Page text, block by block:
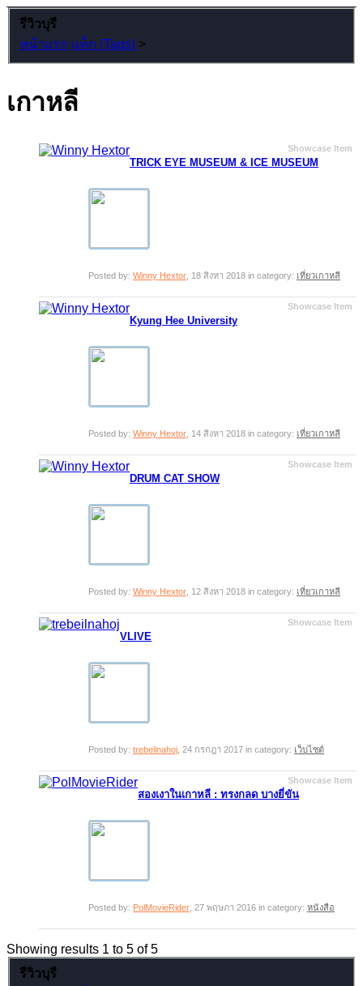
รีวิวบุรี
หน้าแรก แท็ก (Tags) >
เกาหลี
Showcase Item
TRICK EYE MUSEUM & ICE MUSEUM
Posted by: Winny Hextor, 18 สิงหา 2018 in category: เที่ยวเกาหลี
Showcase Item
Kyung Hee University
Posted by: Winny Hextor, 14 สิงหา 2018 in category: เที่ยวเกาหลี
Showcase Item
DRUM CAT SHOW
Posted by: Winny Hextor, 12 สิงหา 2018 in category: เที่ยวเกาหลี
Showcase Item
VLIVE
Posted by: trebeilnahoj, 24 กรกฎา 2017 in category: เว็บไซต์
Showcase Item
สองเงาในเกาหลี : ทรงกลด บางยี่ขัน
Posted by: PolMovieRider, 27 พฤษภา 2016 in category: หนังสือ
Showing results 1 to 5 of 5
รีวิวบุรี